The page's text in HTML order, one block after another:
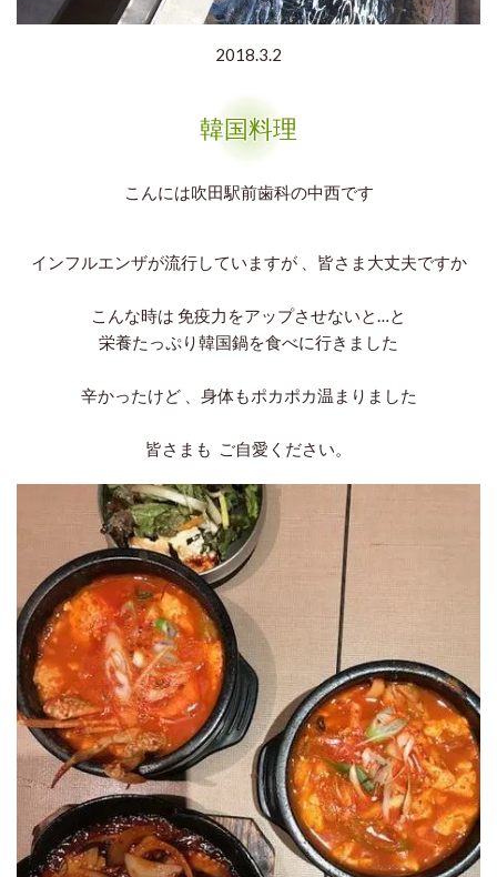
2018.3.2
韓国料理
こんには吹田駅前歯科の中西です
インフルエンザが流行していますが 、皆さま大丈夫ですか
こんな時は 免疫力をアップさせないと…と
栄養たっぷり韓国鍋を食べに行きました
辛かったけど 、身体もポカポカ温まりました
皆さまも ご自愛ください。